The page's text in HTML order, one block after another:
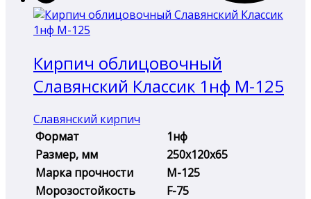
Кирпич облицовочный
Славянский Классик 1нф М-125
Славянский кирпич
Формат
1нф
Размер, мм
250х120х65
Марка прочности
М-125
Морозостойкость
F-75